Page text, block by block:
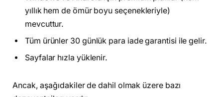
yıllık hem de ömür boyu seçenekleriyle)
mevcuttur.
Tüm ürünler 30 günlük para iade garantisi ile gelir.
Sayfalar hızla yüklenir.
Ancak, aşağıdakiler de dahil olmak üzere bazı